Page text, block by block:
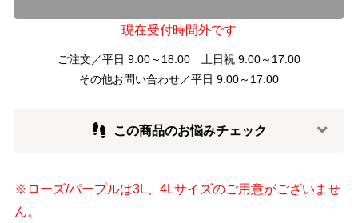
現在受付時間外です
ご注文／平日 9:00～18:00 土日祝 9:00～17:00
その他お問い合わせ／平日 9:00～17:00
この商品のお悩みチェック
※ローズ/パープルは3L、4Lサイズのご用意がございませ
ん。